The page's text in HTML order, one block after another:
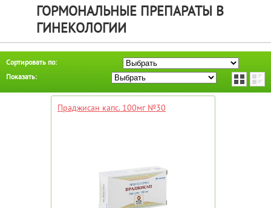
ГОРМОНАЛЬНЫЕ ПРЕПАРАТЫ В
ГИНЕКОЛОГИИ
Сортировать по:
Показать:
Праджисан капс. 100мг №30